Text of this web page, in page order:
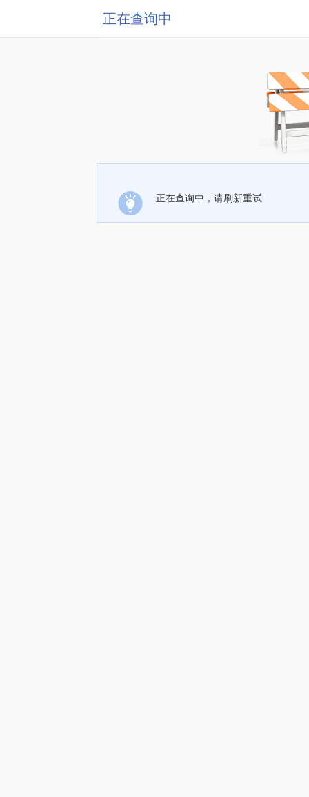
正在查询中
正在查询中，请刷新重试